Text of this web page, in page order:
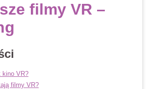
filmy VR –
kino VR?
filmy VR?